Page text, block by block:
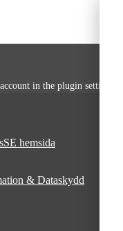
in the plugin settings
hemsida
& Dataskydd